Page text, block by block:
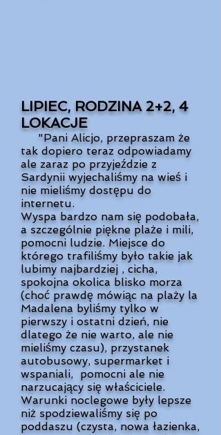
LIPIEC, RODZINA 2+2, 4
LOKACJE
"Pani Alicjo, przepraszam że
tak dopiero teraz odpowiadamy
ale zaraz po przyjeździe z
Sardynii wyjechaliśmy na wieś i
nie mieliśmy dostępu do
internetu.
Wyspa bardzo nam się podobała,
a szczególnie piękne plaże i mili,
pomocni ludzie. Miejsce do
którego trafiliśmy było takie jak
lubimy najbardziej , cicha,
spokojna okolica blisko morza
(choć prawdę mówiąc na plaży la
Madalena byliśmy tylko w
pierwszy i ostatni dzień, nie
dlatego że nie warto, ale nie
mieliśmy czasu), przystanek
autobusowy, supermarket i
wspaniali, pomocni ale nie
narzucający się właściciele.
Warunki noclegowe były lepsze
niż spodziewaliśmy się po
poddaszu (czysta, nowa łazienka,